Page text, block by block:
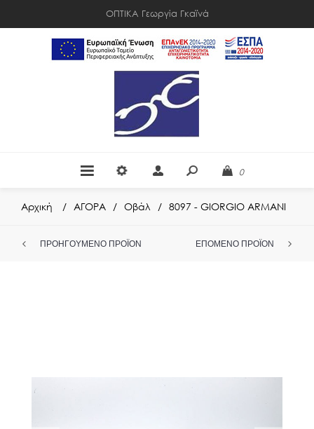
ΟΠΤΙΚΑ Γεωργία Γκαϊνά
0
Αρχική / ΑΓΟΡΑ / Οβάλ / 8097 - GIORGIO ARMANI
ΠΡΟΗΓΟΎΜΕΝΟ ΠΡΟΪΌΝ ΕΠΌΜΕΝΟ ΠΡΟΪΌΝ